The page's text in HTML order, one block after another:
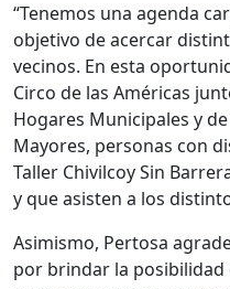
“Tenemos una agenda
objetivo de acercar
vecinos. En esta
Circo de las Américas
Hogares Municipales y
Mayores, personas con
Taller Chivilcoy Sin
y que asisten a los
Asimismo, Pertosa
por brindar la posibilidad